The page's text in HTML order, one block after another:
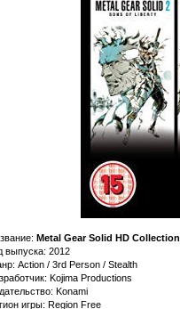
Metal Gear Solid HD Collection
выпуска: 2012
Action / 3rd Person / Stealth
Kojima Productions
Konami
игры: Region Free